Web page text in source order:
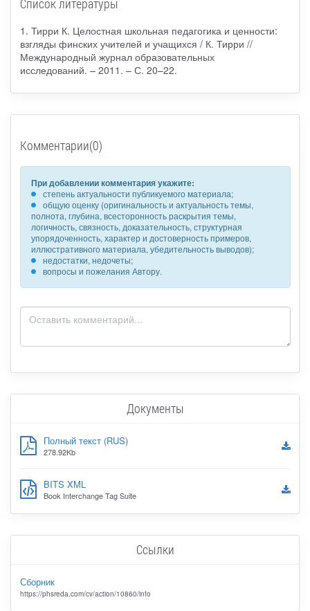
1. Тирри К. Целостная школьная педагогика и ценности:
взгляды финских учителей и учащихся / К. Тирри //
Международный журнал образовательных
исследований. – 2011. – С. 20–22.
Комментарии(0)
При добавлении комментария укажите:
степень актуальности публикуемого материала;
общую оценку (оригинальность и актуальность темы,
полнота, глубина, всесторонность раскрытия темы,
логичность, связность, доказательность, структурная
упорядоченность, характер и достоверность примеров,
иллюстративного материала, убедительность выводов);
недостатки, недочеты;
вопросы и пожелания Автору.
Документы
Полный текст (RUS)
278.92Kb
BITS XML
Book Interchange Tag Suite
Ссылки
Сборник
https://phsreda.com/cv/action/10860/info